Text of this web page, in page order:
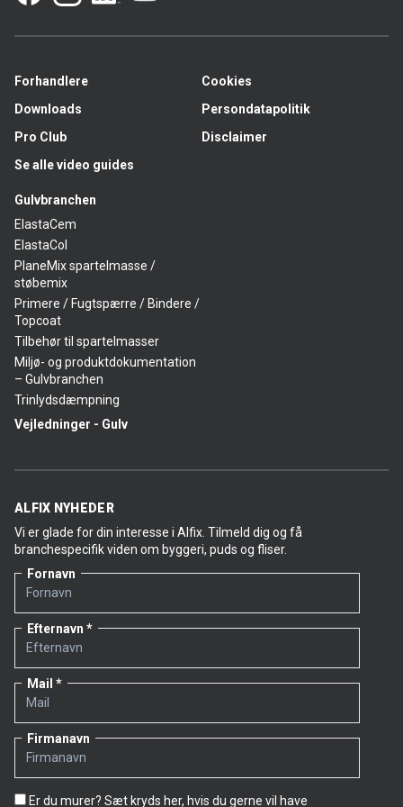
Alfix ønsker dig og dine kære en rigtig glædelig jul og et
Vi glæder os til at møde mange af jer på BYGGERI’23
klæbes, fuges og pudses.
OBS!Vi holder julelukket fra torsdag den 22. december
kl. 14. Vi er klar til at servicere jer igen mandag den 2.
januar 2023
Forhandlere
Downloads
Pro Club
Se alle video guides
Gulvbranchen
ElastaCem
ElastaCol
PlaneMix spartelmasse /
støbemix
Primere / Fugtspærre / Bindere /
Topcoat
Tilbehør til spartelmasser
Miljø- og produktdokumentation
– Gulvbranchen
Trinlydsdæmpning
Vejledninger - Gulv
Cookies
Persondatapolitik
Disclaimer
ALFIX NYHEDER
Vi er glade for din interesse i Alfix. Tilmeld dig og få
branchespecifik viden om byggeri, puds og fliser.
Fornavn
Efternavn
Mail
Firmanavn
Er du murer? Sæt kryds her, hvis du gerne vil have